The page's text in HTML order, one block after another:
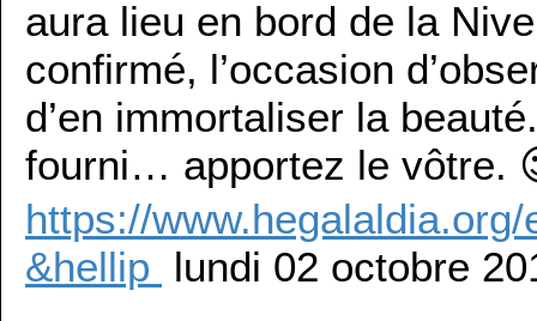
aura lieu en bord de la
confirmé, l’occasion
d’en immortaliser la
fourni… apportez le vôtre.
https://
&hellip lundi 02 octobre